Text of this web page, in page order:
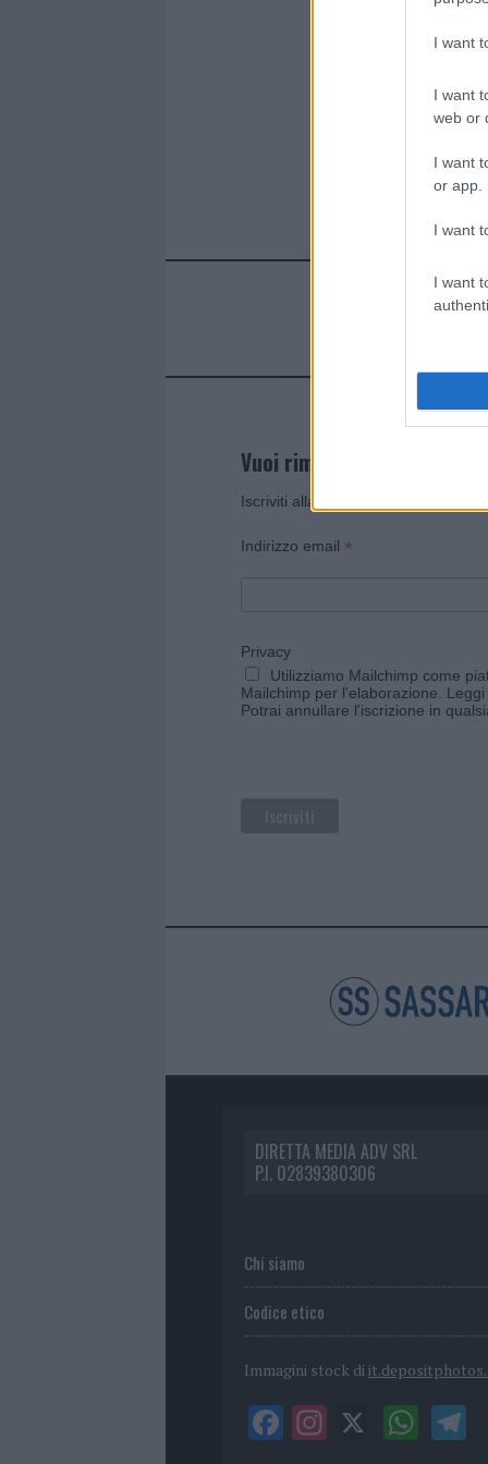
I want
I want
web or
I want
or app.
I want
I want
Vuoi rimanere sempre
Iscriviti alla newsletter di Gallura
Indirizzo email *
Privacy
Utilizziamo Mailchimp come
Mailchimp per l'elaborazione.
Potrai annullare l'iscrizione in
DIRETTA MEDIA ADV SRL
P.I. 02839380306
Chi siamo
Codice etico
Immagini stock di